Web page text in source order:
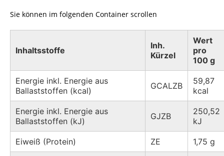
Sie können im folgenden Container scrollen
Inhaltsstoffe
Inh.
Kürzel
Wert
pro
100 g
Energie inkl. Energie aus
Ballaststoffen (kcal)
GCALZB
59,87
kcal
Energie inkl. Energie aus
Ballaststoffen (kJ)
GJZB
250,52
kJ
Eiweiß (Protein) ZE 1,75 g